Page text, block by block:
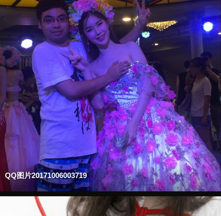
QQ图片20171006003719